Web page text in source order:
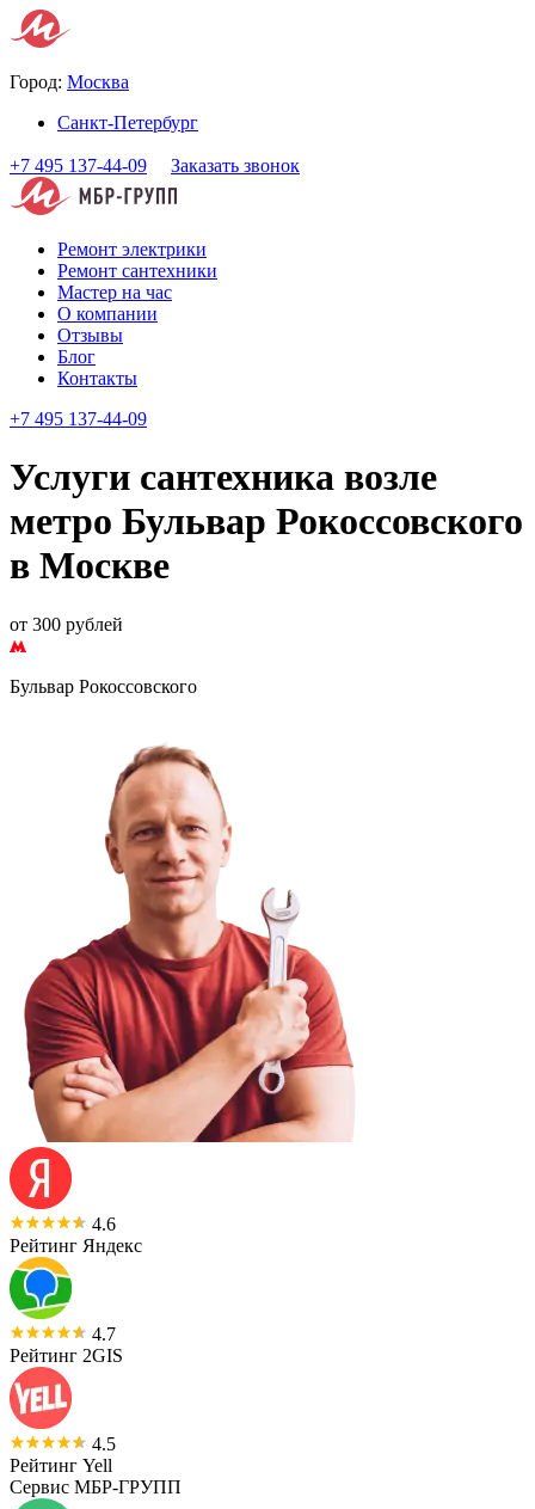
Город: Москва
Санкт-Петербург
+7 495 137-44-09 Заказать звонок
Ремонт электрики
Ремонт сантехники
Мастер на час
О компании
Отзывы
Блог
Контакты
+7 495 137-44-09
Услуги сантехника возле
метро Бульвар Рокоссовского
в Москве
от 300 рублей
Бульвар Рокоссовского
4.6
Рейтинг Яндекс
4.7
Рейтинг 2GIS
4.5
Рейтинг Yell
Сервис МБР-ГРУПП